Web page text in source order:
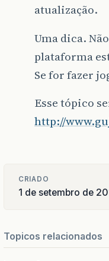
atualização.
Uma dica.
plataforma
Se for fazer
Esse tópico
http://
CRIADO
1 de setembro de
Topicos relacionados